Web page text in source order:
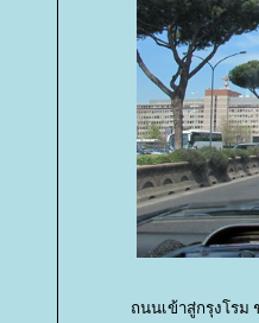
ถนนเข้าสู่กรุงโรม